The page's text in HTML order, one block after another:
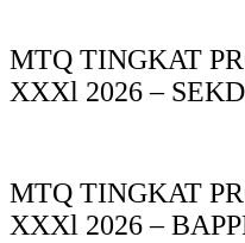
MTQ TINGKAT
XXXl 2026 –
MTQ TINGKAT
XXXl 2026 –